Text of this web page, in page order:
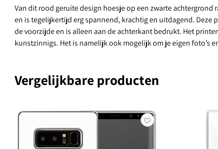
Van dit rood geruite design hoesje op een zwarte
en is tegelijkertijd erg spannend, krachtig en uitdagend. Deze
de voorzijde en is alleen aan de achterkant bedrukt. Het
kunstzinnigs. Het is namelijk ook mogelijk om je eigen foto’s
Vergelijkbare producten